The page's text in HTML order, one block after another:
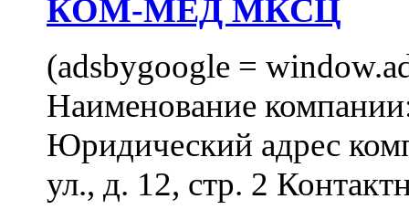
КОМ-МЕД МКСЦ
(adsbygoogle =
Наименование
Юридический адрес
ул., д. 12, стр. 2